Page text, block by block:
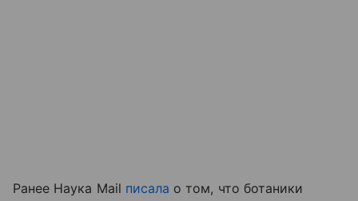
Ранее Наука Mail писала о том, что ботаники